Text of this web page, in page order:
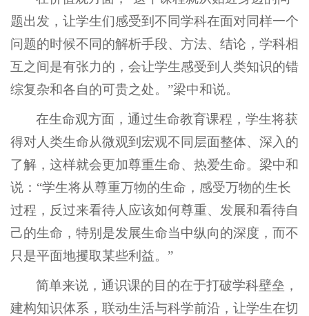
题出发，让学生们感受到不同学科在面对同样一个
问题的时候不同的解析手段、方法、结论，学科相
互之间是有张力的，会让学生感受到人类知识的错
综复杂和各自的可贵之处。”梁中和说。
在生命观方面，通过生命教育课程，学生将获
得对人类生命从微观到宏观不同层面整体、深入的
了解，这样就会更加尊重生命、热爱生命。梁中和
说：“学生将从尊重万物的生命，感受万物的生长
过程，反过来看待人应该如何尊重、发展和看待自
己的生命，特别是发展生命当中纵向的深度，而不
只是平面地攫取某些利益。”
简单来说，通识课的目的在于打破学科壁垒，
建构知识体系，联动生活与科学前沿，让学生在切